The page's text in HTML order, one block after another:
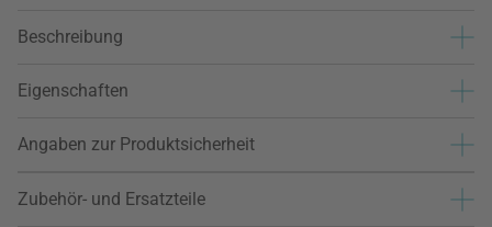
Beschreibung
Eigenschaften
Angaben zur Produktsicherheit
Zubehör- und Ersatzteile